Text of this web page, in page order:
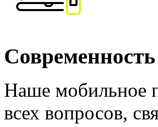
Наше мобильное
всех вопросов,